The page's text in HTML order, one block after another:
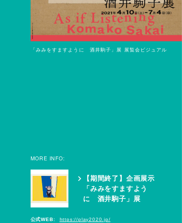
「みみをすますように 酒井駒子」展 展覧会ビジュアル
MORE INFO:
【期間終了】企画展示
「みみをすますよう
に 酒井駒子」展
公式WEB: https://play2020.jp/